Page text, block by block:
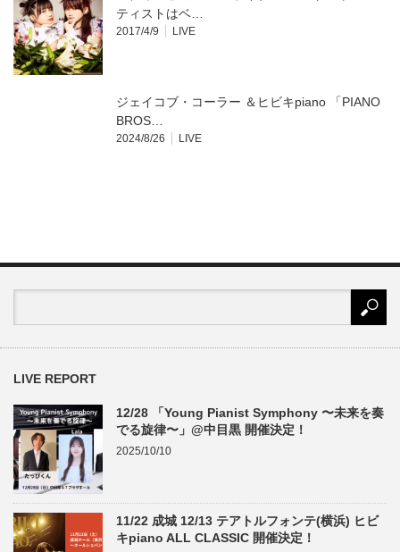
ティストはベ…
2017/4/9 LIVE
ジェイコブ・コーラー ＆ヒビキpiano 「PIANO
BROS…
2024/8/26 LIVE
LIVE REPORT
12/28 「Young Pianist Symphony 〜未来を奏
でる旋律〜」@中目黒 開催決定！
2025/10/10
11/22 成城 12/13 テアトルフォンテ(横浜) ヒビ
キpiano ALL CLASSIC 開催決定！